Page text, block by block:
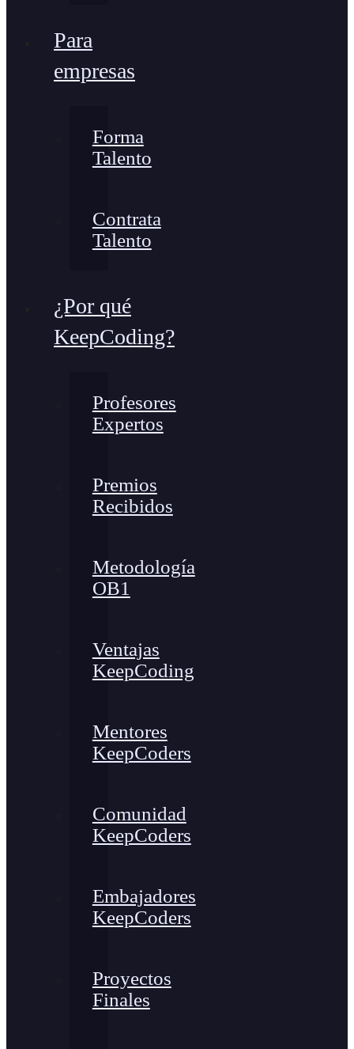
Para
empresas
Forma
Talento
Contrata
Talento
¿Por qué
KeepCoding?
Profesores
Expertos
Premios
Recibidos
Metodología
OB1
Ventajas
KeepCoding
Mentores
KeepCoders
Comunidad
KeepCoders
Embajadores
KeepCoders
Proyectos
Finales